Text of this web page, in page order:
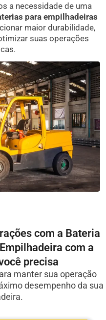
a necessidade de uma
para empilhadeiras
maior durabilidade,
suas operações
com a Bateria
com a
precisa
manter sua operação
desempenho da sua